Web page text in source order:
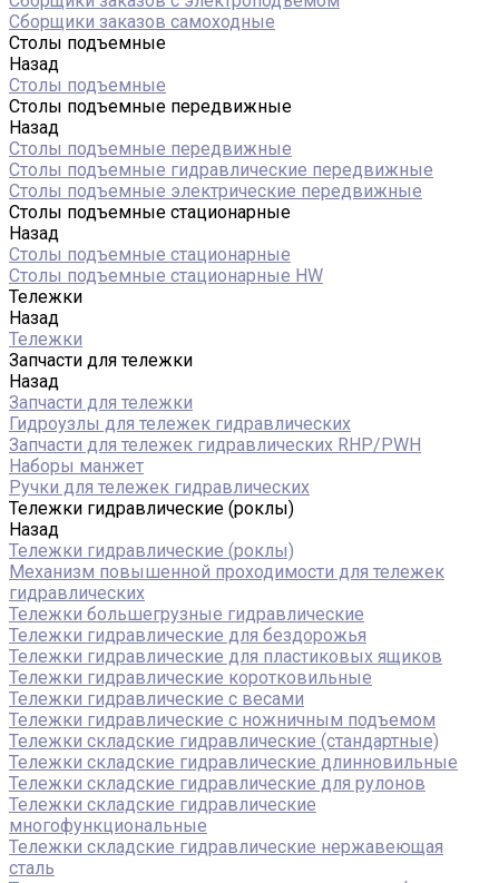
Сборщики заказов самоходные
Столы подъемные
Назад
Столы подъемные
Столы подъемные передвижные
Назад
Столы подъемные передвижные
Столы подъемные гидравлические передвижные
Столы подъемные электрические передвижные
Столы подъемные стационарные
Назад
Столы подъемные стационарные
Столы подъемные стационарные HW
Тележки
Назад
Тележки
Запчасти для тележки
Назад
Запчасти для тележки
Гидроузлы для тележек гидравлических
Запчасти для тележек гидравлических RHP/PWH
Наборы манжет
Ручки для тележек гидравлических
Тележки гидравлические (роклы)
Назад
Тележки гидравлические (роклы)
Механизм повышенной проходимости для тележек
гидравлических
Тележки большегрузные гидравлические
Тележки гидравлические для бездорожья
Тележки гидравлические для пластиковых ящиков
Тележки гидравлические коротковильные
Тележки гидравлические с весами
Тележки гидравлические с ножничным подъемом
Тележки складские гидравлические (стандартные)
Тележки складские гидравлические длинновильные
Тележки складские гидравлические для рулонов
Тележки складские гидравлические
многофункциональные
Тележки складские гидравлические нержавеющая
сталь